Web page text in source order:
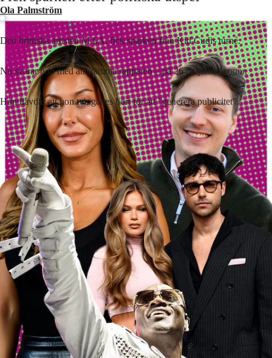
Ola Palmström
Den brittiska artisten M.I.A. fick sparken från Kid Cudis turné.
Nu svarar hon med att stämma rapparen – på 26 miljoner kronor.
Hon hävdar att hon tvingades bort för att ”generera publicitet”.
Lyssna på artikeln
3 min